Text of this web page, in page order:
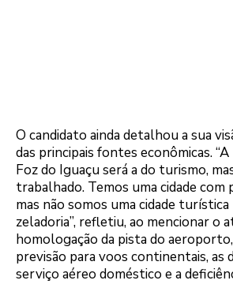
O candidato ainda detalhou a sua
das principais fontes econômicas.
Foz do Iguaçu será a do turismo,
trabalhado. Temos uma cidade
mas não somos uma cidade turística
zeladoria”, refletiu, ao mencionar o
homologação da pista do
previsão para voos continentais, as
serviço aéreo doméstico e a